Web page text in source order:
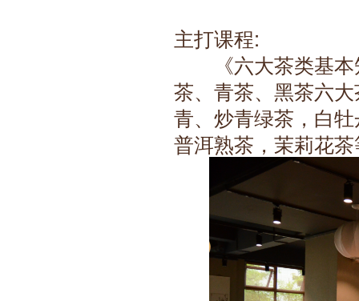
主打课程:
《六大茶类基
茶、青茶、黑茶六
青、炒青绿茶，白
普洱熟茶，茉莉花